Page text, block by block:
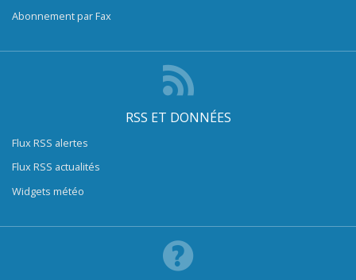
Abonnement par Fax
RSS ET DONNÉES
Flux RSS alertes
Flux RSS actualités
Widgets météo